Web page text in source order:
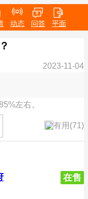
动态 问答 平面
2023-11-04
左右。
有用(71 )
在售